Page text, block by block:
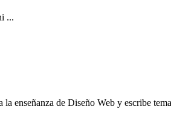
...
enseñanza de Diseño Web y escribe